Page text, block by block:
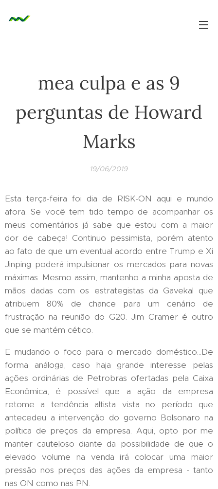
mea culpa e as 9
perguntas de Howard
Marks
19/06/2019
Esta terça-feira foi dia de RISK-ON aqui e mundo
afora. Se você tem tido tempo de acompanhar os
meus comentários já sabe que estou com a maior
dor de cabeça! Continuo pessimista, porém atento
ao fato de que um eventual acordo entre Trump e Xi
Jinping poderá impulsionar os mercados para novas
máximas. Mesmo assim, mantenho a minha aposta de
mãos dadas com os estrategistas da Gavekal que
atribuem 80% de chance para um cenário de
frustração na reunião do G20. Jim Cramer é outro
que se mantém cético.
E mudando o foco para o mercado doméstico...De
forma análoga, caso haja grande interesse pelas
ações ordinárias de Petrobras ofertadas pela Caixa
Econômica, é possível que a ação da empresa
retome a tendência altista vista no período que
antecedeu a intervenção do governo Bolsonaro na
política de preços da empresa. Aqui, opto por me
manter cauteloso diante da possibilidade de que o
elevado volume na venda irá colocar uma maior
pressão nos preços das ações da empresa - tanto
nas ON como nas PN.